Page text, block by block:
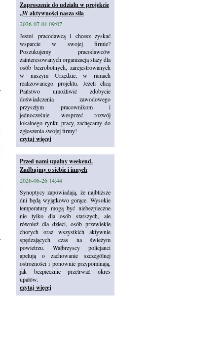
Zaproszenie do udziału w projekcie
„W aktywności nasza siła
2026-07-01 09:07
Jesteś pracodawcą i chcesz zyskać
wsparcie w swojej firmie?
Poszukujemy pracodawców
zainteresowanych organizacją staży dla
osób bezrobotnych, zarejestrowanych
w naszym Urzędzie, w ramach
realizowanego projektu. Jeżeli chcą
Państwo umożliwić zdobycie
doświadczenia zawodowego
przyszłym pracownikom i
jednocześnie wesprzeć rozwój
lokalnego rynku pracy, zachęcamy do
zgłoszenia swojej firmy!
czytaj więcej
Przed nami upalny weekend.
Zadbajmy o siebie i innych
2026-06-26 14:44
Synoptycy zapowiadają, że najbliższe
dni będą wyjątkowo gorące. Wysokie
temperatury mogą być niebezpieczne
nie tylko dla osób starszych, ale
również dla dzieci, osób przewlekle
chorych oraz wszystkich aktywnie
spędzających czas na świeżym
powietrzu. Wałbrzyscy policjanci
apelują o zachowanie szczególnej
ostrożności i ponownie przypominają,
jak bezpiecznie przetrwać okres
upałów.
czytaj więcej